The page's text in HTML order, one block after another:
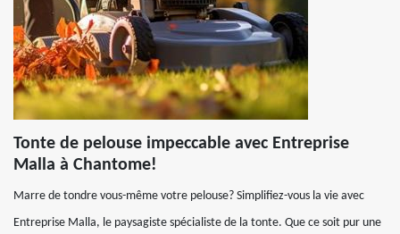
Tonte de pelouse impeccable avec Entreprise
Malla à Chantome!
Marre de tondre vous-même votre pelouse? Simplifiez-vous la vie avec
Entreprise Malla, le paysagiste spécialiste de la tonte. Que ce soit pur une